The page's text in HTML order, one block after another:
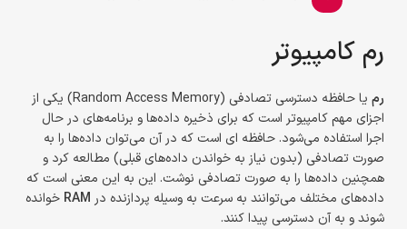
رم کامپیوتر
رم
یا حافظه دسترسی تصادفی (Random Access Memory) یکی از
اجزای مهم کامپیوتر است که برای ذخیره داده‌ها و برنامه‌های در حال
اجرا استفاده می‌شود. حافظه ای است که در آن می‌توان داده‌ها را به
صورت تصادفی (بدون نیاز به خواندن داده‌های قبلی) مطالعه کرد و
همچنین داده‌ها را به صورت تصادفی نوشت. این به این معنی است که
داده‌های مختلف می‌توانند به سرعت به وسیله پردازنده در RAM خوانده
شوند و به آن دسترسی پیدا کنند.